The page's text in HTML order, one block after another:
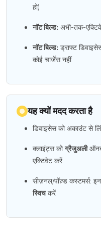
हो)
नॉट बिल्ड: अभी-तक-
नॉट बिल्ड: ड्राफ्ट
कोई चार्जेस नहीं
यह क्यों मदद करता है
डिवाइसेस को अकाउंट से
क्लाइंट्स कोग्रैजुअली
एक्टिवेट करें
सीज़नल/पॉज़्ड कस्टमर्स:
स्विचकरें